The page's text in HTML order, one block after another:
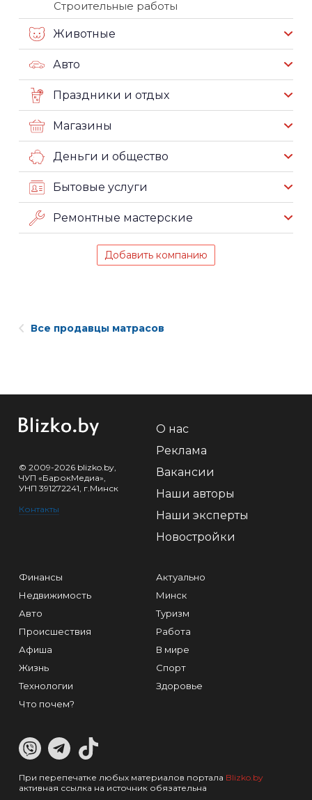
Строительные работы
Животные
Авто
Праздники и отдых
Магазины
Деньги и общество
Бытовые услуги
Ремонтные мастерские
Добавить компанию
Все продавцы матрасов
© 2009-2026 blizko.by,
ЧУП «БарокМедиа»,
УНП 391272241, г.Минск
Контакты
О нас
Реклама
Вакансии
Наши авторы
Наши эксперты
Новостройки
Финансы
Недвижимость
Авто
Происшествия
Афиша
Жизнь
Технологии
Что почем?
Актуально
Минск
Туризм
Работа
В мире
Спорт
Здоровье
При перепечатке любых материалов портала Blizko.by
активная ссылка на источник обязательна